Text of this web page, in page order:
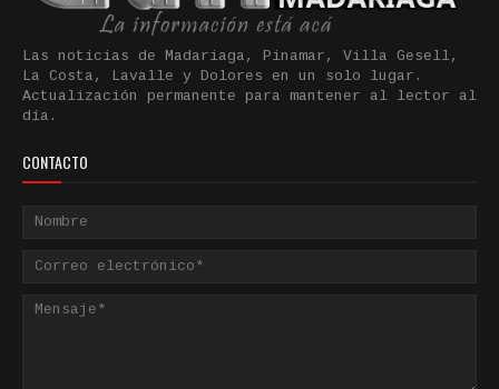
Las noticias de Madariaga, Pinamar, Villa Gesell,
La Costa, Lavalle y Dolores en un solo lugar.
Actualización permanente para mantener al lector al
día.
CONTACTO